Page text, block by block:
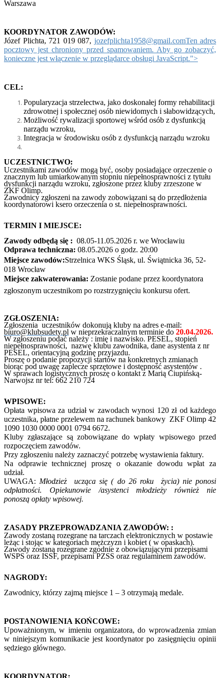
Warszawa
KOORDYNATOR ZAWODÓW:
Józef Plichta, 721 019 087, jozefplichta1958@gmail.comTen adres
pocztowy jest chroniony przed spamowaniem. Aby go zobaczyć,
konieczne jest włączenie w przeglądarce obsługi JavaScript.">
CEL:
Popularyzacja strzelectwa, jako doskonałej formy rehabilitacji
zdrowotnej i społecznej osób niewidomych i słabowidzących,
Możliwość rywalizacji sportowej wśród osób z dysfunkcją
narządu wzroku,
Integracja w środowisku osób z dysfunkcją narządu wzroku
UCZESTNICTWO:
Uczestnikami zawodów mogą być, osoby posiadające orzeczenie o
znacznym lub umiarkowanym stopniu niepełnosprawności z tytułu
dysfunkcji narządu wzroku, zgłoszone przez kluby zrzeszone w
ZKF Olimp.
Zawodnicy zgłoszeni na zawody zobowiązani są do przedłożenia
koordynatorowi ksero orzeczenia o st. niepełnosprawności.
TERMIN I MIEJSCE:
Zawody odbędą się : 08.05-11.05.2026 r. we Wrocławiu
Odprawa techniczna: 08.05.2026 o godz. 20:00
Miejsce zawodów:Strzelnica WKS Śląsk, ul. Świątnicka 36, 52-
018 Wrocław
Miejsce zakwaterowania: Zostanie podane przez koordynatora
zgłoszonym uczestnikom po rozstrzygnięciu konkursu ofert.
ZGŁOSZENIA:
Zgłoszenia uczestników dokonują kluby na adres e-mail:
biuro@klubsudety.pl w nieprzekraczalnym terminie do 20.04.2026.
W zgłoszeniu podać należy : imię i nazwisko. PESEL, stopień
niepełnosprawności, nazwę klubu zawodnika, dane asystenta z nr
PESEL, orientacyjną godzinę przyjazdu.
Proszę o podanie propozycji startów na konkretnych zmianach
biorąc pod uwagę zaplecze sprzętowe i dostępność asystentów .
W sprawach logistycznych proszę o kontakt z Marią Ciupińską-
Narwojsz nr tel: 662 210 724
WPISOWE:
Opłata wpisowa za udział w zawodach wynosi 120 zł od każdego
uczestnika, płatne przelewem na rachunek bankowy ZKF Olimp 42
1090 1030 0000 0001 0794 6672.
Kluby zgłaszające są zobowiązane do wpłaty wpisowego przed
rozpoczęciem zawodów.
Przy zgłoszeniu należy zaznaczyć potrzebę wystawienia faktury.
Na odprawie technicznej proszę o okazanie dowodu wpłat za
udział.
UWAGA: Młodzież ucząca się ( do 26 roku życia) nie ponosi
odpłatności. Opiekunowie /asystenci młodzieży również nie
ponoszą opłaty wpisowej.
ZASADY PRZEPROWADZANIA ZAWODÓW: :
Zawody zostaną rozegrane na tarczach elektronicznych w postawie
leżąc i stojąc w kategoriach mężczyzn i kobiet ( w opaskach).
Zawody zostaną rozegrane zgodnie z obowiązującymi przepisami
WSPS oraz ISSF, przepisami PZSS oraz regulaminem zawodów.
NAGRODY:
Zawodnicy, którzy zajmą miejsce 1 – 3 otrzymają medale.
POSTANOWIENIA KOŃCOWE:
Upoważnionym, w imieniu organizatora, do wprowadzenia zmian
w niniejszym komunikacie jest koordynator po zasięgnięciu opinii
sędziego głównego.